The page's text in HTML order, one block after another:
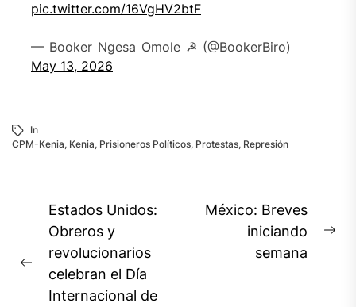
pic.twitter.com/16VgHV2btF
— Booker Ngesa Omole ☭ (@BookerBiro)
May 13, 2026
In
CPM-Kenia, Kenia, Prisioneros Políticos, Protestas, Represión
Navegación
entradas
Previous
post:
Estados Unidos:
Obreros y
revolucionarios
celebran el Día
Internacional de
México: Breves
iniciando
semana